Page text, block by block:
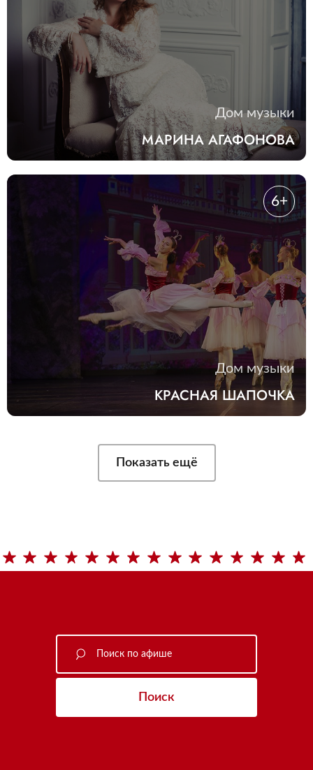
Дом музыки
МАРИНА АГАФОНОВА
6+
Дом музыки
КРАСНАЯ ШАПОЧКА
Показать ещё
Поиск